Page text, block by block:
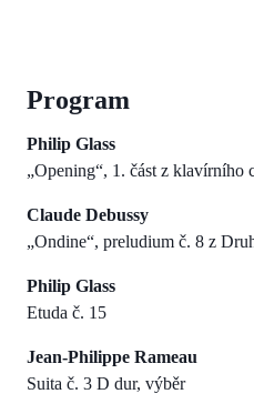
Program
Philip Glass
„Opening“, 1. část z klavírního
Claude Debussy
„Ondine“, preludium č. 8 z
Philip Glass
Etuda č. 15
Jean-Philippe Rameau
Suita č. 3 D dur, výběr